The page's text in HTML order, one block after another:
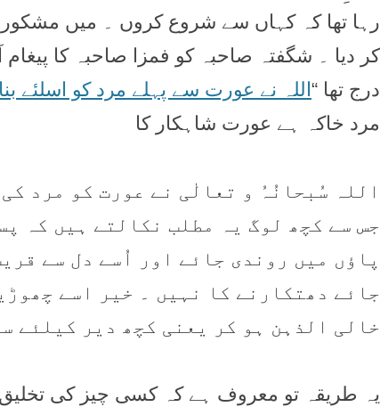
رہا تھا کہ کہاں سے شروع کروں ۔ ميں
کر ديا ۔ شگفتہ صاحبہ کو فمزا صاحبہ کا پيغام
درج تھا “اللہ نے عورت سے پہلے مرد کو اسلئے
مرد خاکہ ہے عورت شاہکار کا
اللہ سُبحانُہُ و تعالٰی نے عورت کو مرد
جس سے کچھ لوگ يہ مطلب نکالتے ہیں کہ
پاؤں میں روندی جائے اور اُسے دل سے
جائے دھتکارنے کا نہيں ۔ خير اسے
خالی الذہن ہو کر يعنی کچھ دير کيلئے
يہ طريقہ تو معروف ہے کہ کسی چيز کی تخليق